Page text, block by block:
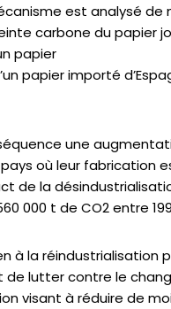
est analysé de
carbone du papier
papier
papier importé
une
où leur fabrication
de la
000 t de CO2 entre
à la réindustrialisation
de lutter contre le
visant à réduire de